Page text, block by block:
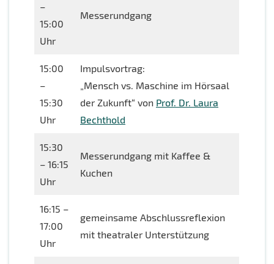
–
15:00
Uhr
Messerundgang
15:00
–
15:30
Uhr
Impulsvortrag:
„Mensch vs. Maschine im Hörsaal
der Zukunft“ von Prof. Dr. Laura
Bechthold
15:30
– 16:15
Uhr
Messerundgang mit Kaffee &
Kuchen
16:15 –
17:00
Uhr
gemeinsame Abschlussreflexion
mit theatraler Unterstützung